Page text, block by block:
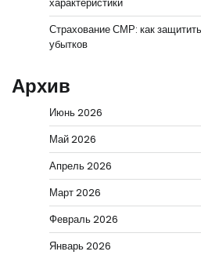
Страхование СМР: как
убытков
Архив
Июнь 2026
Май 2026
Апрель 2026
Март 2026
Февраль 2026
Январь 2026